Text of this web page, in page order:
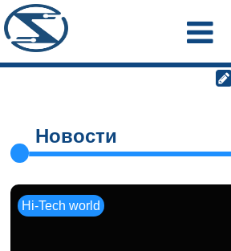
Новости
Hi-Tech world